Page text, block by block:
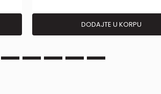
DODAJTE U KORPU